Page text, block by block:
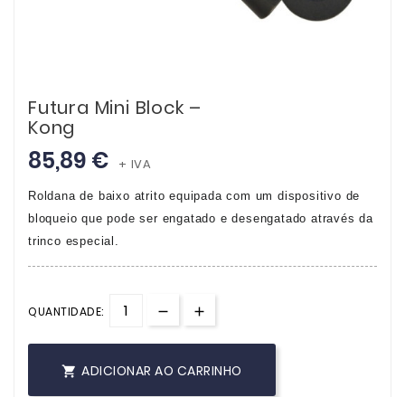
Futura Mini Block –
Kong
85,89 € + IVA
Roldana de baixo atrito equipada com um dispositivo de
bloqueio que pode ser engatado e desengatado através da
trinco especial.
QUANTIDADE:
 ADICIONAR AO CARRINHO